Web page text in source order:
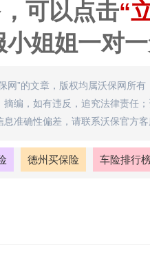
可以点击“
小姐姐一对
网”的文章，版权均属沃保网所
编，如有违反，追究法律责任
准确性偏差，请联系沃保官方
德州买保险 车险排行